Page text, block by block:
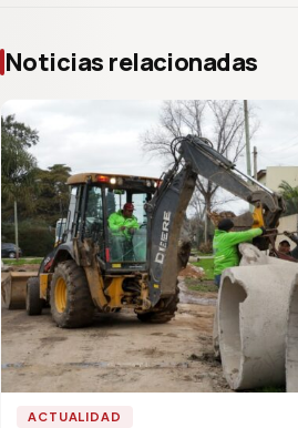
Noticias relacionadas
ACTUALIDAD